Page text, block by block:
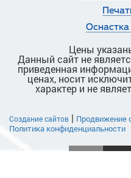
Цены
Данный сайт не
приведенная
ценах, носит
характер и не
Создание сайтов | Продвижение
Политика конфиденциальности